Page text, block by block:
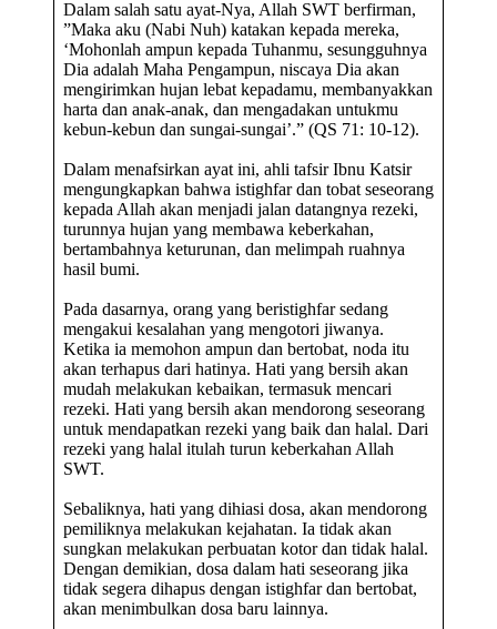
Dalam salah satu ayat-Nya, Allah SWT berfirman,
”Maka aku (Nabi Nuh) katakan kepada mereka,
‘Mohonlah ampun kepada Tuhanmu, sesungguhnya
Dia adalah Maha Pengampun, niscaya Dia akan
mengirimkan hujan lebat kepadamu, membanyakkan
harta dan anak-anak, dan mengadakan untukmu
kebun-kebun dan sungai-sungai’.” (QS 71: 10-12).
Dalam menafsirkan ayat ini, ahli tafsir Ibnu Katsir
mengungkapkan bahwa istighfar dan tobat seseorang
kepada Allah akan menjadi jalan datangnya rezeki,
turunnya hujan yang membawa keberkahan,
bertambahnya keturunan, dan melimpah ruahnya
hasil bumi.
Pada dasarnya, orang yang beristighfar sedang
mengakui kesalahan yang mengotori jiwanya.
Ketika ia memohon ampun dan bertobat, noda itu
akan terhapus dari hatinya. Hati yang bersih akan
mudah melakukan kebaikan, termasuk mencari
rezeki. Hati yang bersih akan mendorong seseorang
untuk mendapatkan rezeki yang baik dan halal. Dari
rezeki yang halal itulah turun keberkahan Allah
SWT.
Sebaliknya, hati yang dihiasi dosa, akan mendorong
pemiliknya melakukan kejahatan. Ia tidak akan
sungkan melakukan perbuatan kotor dan tidak halal.
Dengan demikian, dosa dalam hati seseorang jika
tidak segera dihapus dengan istighfar dan bertobat,
akan menimbulkan dosa baru lainnya.